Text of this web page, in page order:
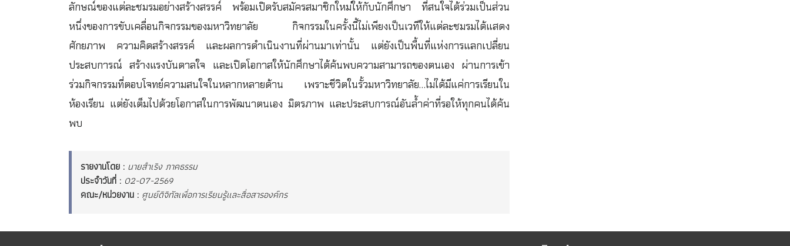
ลักษณ์ของแต่ละชมรมอย่างสร้างสรรค์ พร้อมเปิดรับสมัครสมาชิกใหม่ให้กับนักศึกษา ที่สนใจได้ร่วมเป็นส่วน
หนึ่งของการขับเคลื่อนกิจกรรมของมหาวิทยาลัย กิจกรรมในครั้งนี้ไม่เพียงเป็นเวทีให้แต่ละชมรมได้แสดง
ศักยภาพ ความคิดสร้างสรรค์ และผลการดำเนินงานที่ผ่านมาเท่านั้น แต่ยังเป็นพื้นที่แห่งการแลกเปลี่ยน
ประสบการณ์ สร้างแรงบันดาลใจ และเปิดโอกาสให้นักศึกษาได้ค้นพบความสามารถของตนเอง ผ่านการเข้า
ร่วมกิจกรรมที่ตอบโจทย์ความสนใจในหลากหลายด้าน เพราะชีวิตในรั้วมหาวิทยาลัย…ไม่ได้มีแค่การเรียนใน
ห้องเรียน แต่ยังเต็มไปด้วยโอกาสในการพัฒนาตนเอง มิตรภาพ และประสบการณ์อันล้ำค่าที่รอให้ทุกคนได้ค้น
พบ
รายงานโดย : นายสำเริง ภาคธรรม
ประจำวันที่ : 02-07-2569
คณะ/หน่วยงาน : ศูนย์ดิจิทัลเพื่อการเรียนรู้และสื่อสารองค์กร